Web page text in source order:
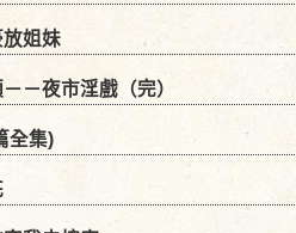
姐妹
－夜市淫戲（完）
全集)